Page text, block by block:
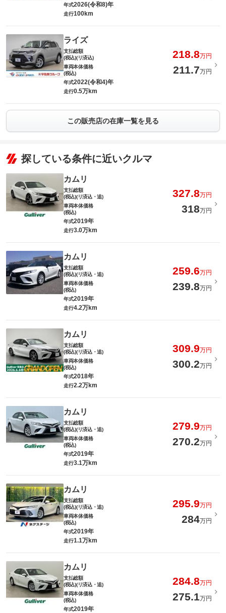
年式2026(令和8)年
走行100km
ライズ
支払総額
(税込)(リ済込)
218.8万円
車両本体価格
(税込)
211.7万円
年式2022(令和4)年
走行0.5万km
この販売店の在庫一覧を見る
探している条件に近いクルマ
カムリ
支払総額
(税込)(リ済込・追)
327.8万円
車両本体価格
(税込)
318万円
年式2019年
走行3.0万km
カムリ
支払総額
(税込)(リ済込・追)
259.6万円
車両本体価格
(税込)
239.8万円
年式2019年
走行4.2万km
カムリ
支払総額
(税込)(リ済込・追)
309.9万円
車両本体価格
(税込)
300.2万円
年式2018年
走行2.2万km
カムリ
支払総額
(税込)(リ済込・追)
279.9万円
車両本体価格
(税込)
270.2万円
年式2019年
走行3.1万km
カムリ
支払総額
(税込)(リ済込・追)
295.9万円
車両本体価格
(税込)
284万円
年式2019年
走行1.1万km
カムリ
支払総額
(税込)(リ済込・追)
284.8万円
車両本体価格
(税込)
275.1万円
年式2019年